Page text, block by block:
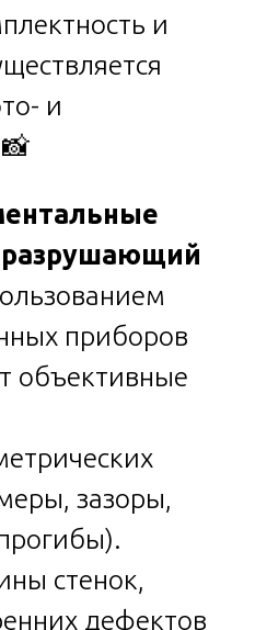
и
и
приборов
объективные
зазоры,
стенок,
дефектов